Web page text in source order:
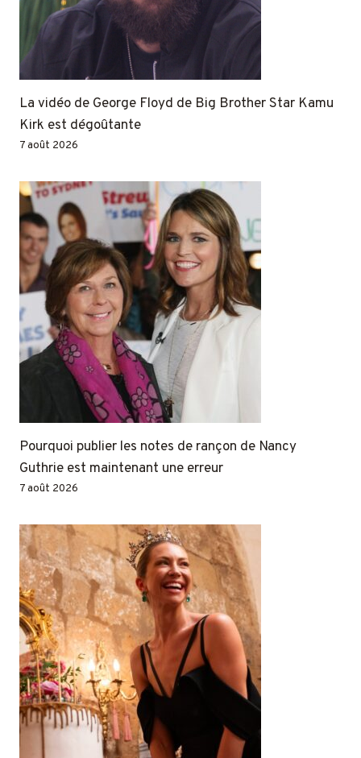
La vidéo de George Floyd de Big Brother Star Kamu
Kirk est dégoûtante
7 août 2026
Pourquoi publier les notes de rançon de Nancy
Guthrie est maintenant une erreur
7 août 2026